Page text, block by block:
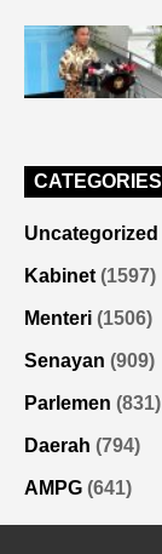
CATEGORIES
Uncategorized
Kabinet (1597)
Menteri (1506)
Senayan (909)
Parlemen (831)
Daerah (794)
AMPG (641)